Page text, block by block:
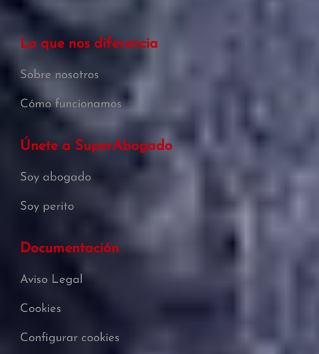
Lo que nos diferencia
Sobre nosotros
Cómo funcionamos
Únete a SuperAbogado
Soy abogado
Soy perito
Documentación
Aviso Legal
Cookies
Configurar cookies